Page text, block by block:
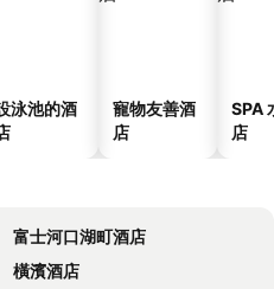
泳池的酒
寵物友善酒
店
SPA
店
富士河口湖町酒店
橫濱酒店